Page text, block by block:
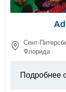
Сент-
Флорида
Подробнее